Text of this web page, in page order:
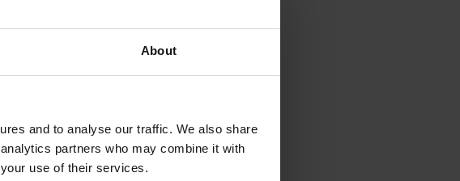
About
and to analyse our traffic. We also share
partners who may combine it with
use of their services.